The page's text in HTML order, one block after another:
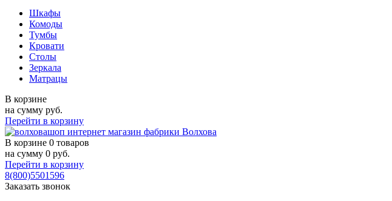
Шкафы
Комоды
Тумбы
Кровати
Столы
Зеркала
Матрацы
В корзине
на сумму руб.
Перейти в корзину
В корзине 0 товаров
на сумму 0 руб.
Перейти в корзину
8(800)5501596
Заказать звонок